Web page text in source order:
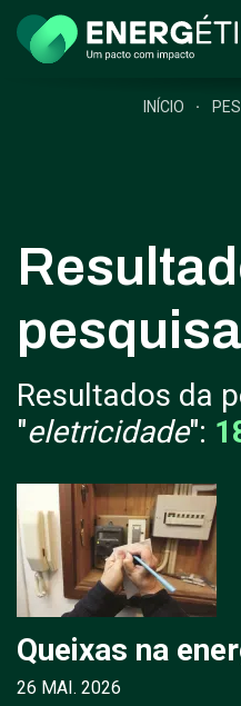
INÍCIO
pesquisa
Resultados da
"eletricidade":
Queixas na
26 MAI. 2026